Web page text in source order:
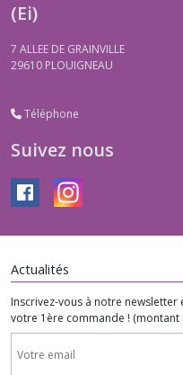
(Ei)
7 ALLEE DE GRAINVILLE
29610 PLOUIGNEAU
Téléphone
Suivez nous
Actualités
Inscrivez-vous à notre
votre 1ère commande !